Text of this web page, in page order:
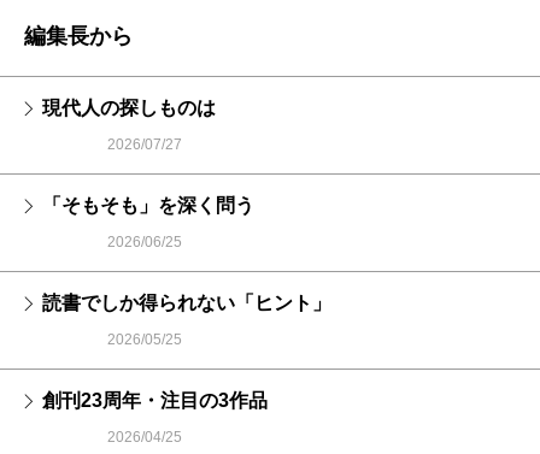
編集長から
現代人の探しものは
2026/07/27
「そもそも」を深く問う
2026/06/25
読書でしか得られない「ヒント」
2026/05/25
創刊23周年・注目の3作品
2026/04/25